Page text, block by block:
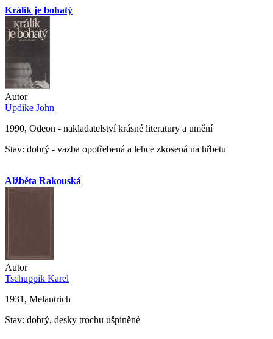
Králík je bohatý
Autor
Updike John
1990, Odeon - nakladatelství krásné literatury a umění
Stav: dobrý - vazba opotřebená a lehce zkosená na hřbetu
Alžběta Rakouská
Autor
Tschuppik Karel
1931, Melantrich
Stav: dobrý, desky trochu ušpiněné